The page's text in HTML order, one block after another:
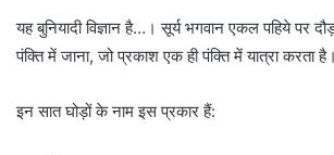
यह बुनियादी विज्ञान है…। सूर्य भगवान एकल पहिये पर
पंक्ति में जाना, जो प्रकाश एक ही पंक्ति में यात्रा करता है।
इन सात घोड़ों के नाम इस प्रकार हैं: